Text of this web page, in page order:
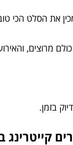
את הסלט הכי
מרוצים,
בזמן.